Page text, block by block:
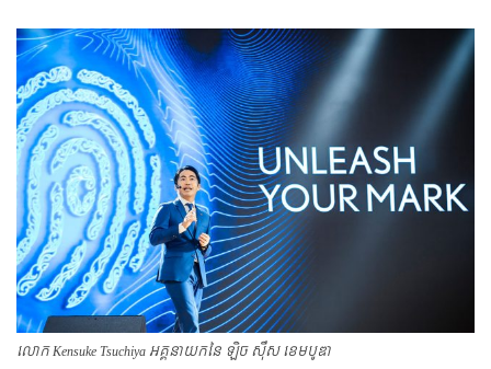
លោក Kensuke Tsuchiya អគ្គនាយកនៃ ឡិច ស៊ឺស ខេមបូឌា